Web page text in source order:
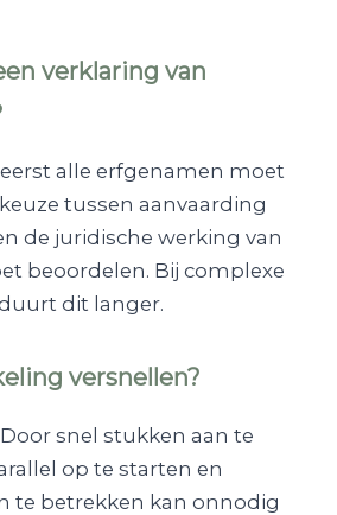
verklaring van
alle erfgenamen moet
tussen aanvaarding
de juridische werking van
beoordelen. Bij complexe
dit langer.
versnellen?
snel stukken aan te
op te starten en
te betrekken kan onnodig